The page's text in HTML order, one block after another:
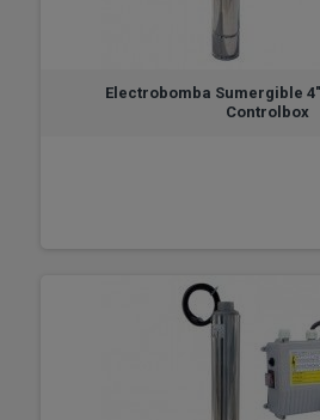
Electrobomba Sumergible 4"
Controlbox